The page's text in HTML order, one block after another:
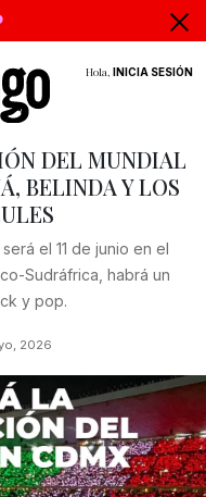
Hola, INICIA SESIÓN
DEL MUNDIAL
BELINDA Y LOS
el 11 de junio en el
Sudráfrica, habrá un
y pop.
2026